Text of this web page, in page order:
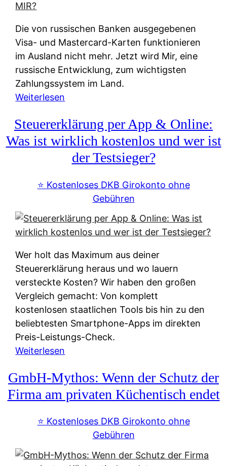
n
a
t
i
v
e
&
f
r
e
u
s
u
n
f
t
e
i
e
W
e
r
s
i
Die von russischen Banken ausgegebenen
Visa- und Mastercard-Karten funktionieren
im Ausland nicht mehr. Jetzt wird Mir, eine
russische Entwicklung, zum wichtigsten
Zahlungssystem im Land.
Weiterlesen
a
h
g
s
y
t
e
m
M
I
R
:
W
e
u
d
n
Steuererklärung per App & Online:
Was ist wirklich kostenlos und wer ist
der Testsieger?
⭐️ Kostenloses DKB Girokonto ohne
Gebühren
Wer holt das Maximum aus deiner
Steuererklärung heraus und wo lauern
versteckte Kosten? Wir haben den großen
Vergleich gemacht: Von komplett
kostenlosen staatlichen Tools bis hin zu den
beliebtesten Smartphone-Apps im direkten
Preis-Leistungs-Check.
Weiterlesen
t
e
u
e
r
GmbH-Mythos: Wenn der Schutz der
Firma am privaten Küchentisch endet
⭐️ Kostenloses DKB Girokonto ohne
Gebühren